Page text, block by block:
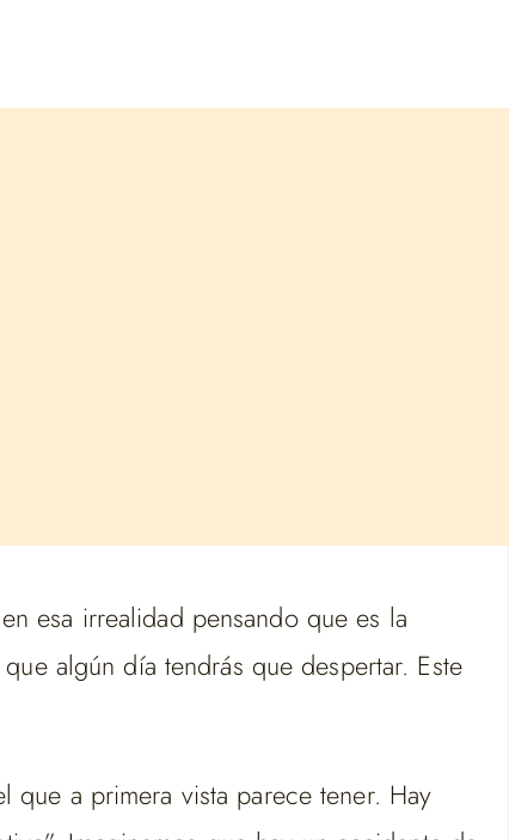
esa irrealidad pensando que es la
algún día tendrás que despertar. Este
que a primera vista parece tener. Hay